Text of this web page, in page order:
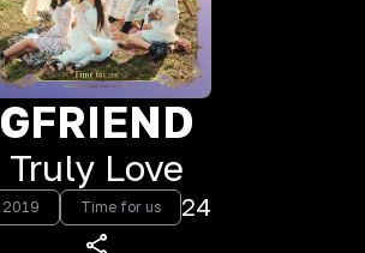
GFRIEND
Truly Love
2019 Time for us 24